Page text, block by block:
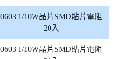
0603 1/10W晶片SMD貼片電阻
20入
0603 1/10W晶片SMD貼片電阻